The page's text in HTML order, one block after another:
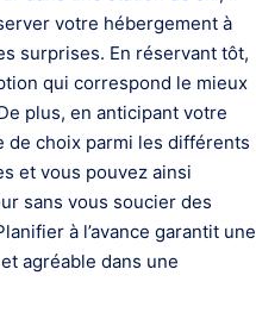
votre hébergement à
surprises. En réservant tôt,
qui correspond le mieux
plus, en anticipant votre
de choix parmi les différents
et vous pouvez ainsi
sans vous soucier des
à l’avance garantit une
agréable dans une